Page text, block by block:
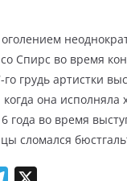
Спирс во время
грудь артистки
она исполняла
года во время
сломался